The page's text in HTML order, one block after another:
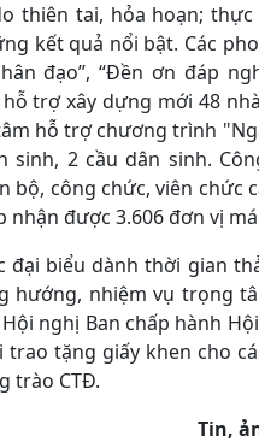
thiên tai, hỏa hoạn;
kết quả nổi bật. Các
đạo”, “Đền ơn đáp
trợ xây dựng mới 48
hỗ trợ chương trình
sinh, 2 cầu dân sinh.
bộ, công chức, viên chức
nhận được 3.606 đơn vị
đại biểu dành thời gian
hướng, nhiệm vụ trọng
nghị Ban chấp hành
trao tặng giấy khen cho
trào CTĐ.
Tin,